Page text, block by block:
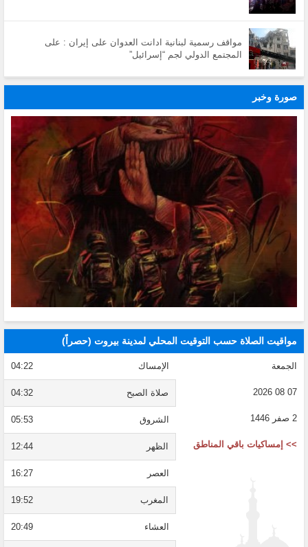
مواقف رسمية لبنانية ادانت العدوان على إيران : على
المجتمع الدولي لجم “إسرائيل”
صورة وخبر
مواقيت الصلاة حسب التوقيت المحلي لمدينة بيروت (حصراً)
الجمعة
07 08 2026
2 صفر 1446
>> إمساكيات باقي المناطق
الإمساك 04:22
صلاة الصبح 04:32
الشروق 05:53
الظهر 12:44
العصر 16:27
المغرب 19:52
العشاء 20:49